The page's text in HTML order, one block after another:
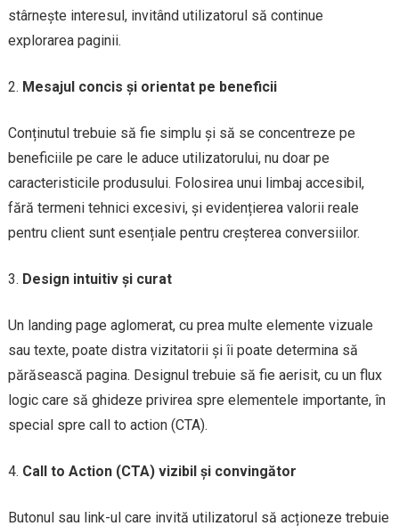
stârnește interesul, invitând utilizatorul să continue
explorarea paginii.
Mesajul concis și orientat pe beneficii
Conținutul trebuie să fie simplu și să se concentreze pe
beneficiile pe care le aduce utilizatorului, nu doar pe
caracteristicile produsului. Folosirea unui limbaj accesibil,
fără termeni tehnici excesivi, și evidențierea valorii reale
pentru client sunt esențiale pentru creșterea conversiilor.
Design intuitiv și curat
Un landing page aglomerat, cu prea multe elemente vizuale
sau texte, poate distra vizitatorii și îi poate determina să
părăsească pagina. Designul trebuie să fie aerisit, cu un flux
logic care să ghideze privirea spre elementele importante, în
special spre call to action (CTA).
Call to Action (CTA) vizibil și convingător
Butonul sau link-ul care invită utilizatorul să acționeze trebuie